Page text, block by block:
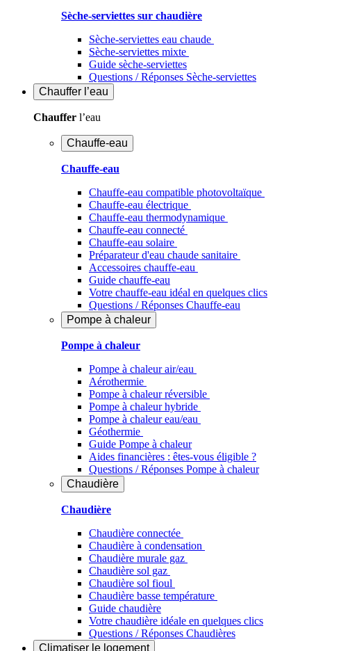
Sèche-serviettes sur chaudière
Sèche-serviettes eau chaude
Sèche-serviettes mixte
Guide sèche-serviettes
Questions / Réponses Sèche-serviettes
Chauffer l’eau
Chauffer l’eau
Chauffe-eau
Chauffe-eau
Chauffe-eau compatible photovoltaïque
Chauffe-eau électrique
Chauffe-eau thermodynamique
Chauffe-eau connecté
Chauffe-eau solaire
Préparateur d'eau chaude sanitaire
Accessoires chauffe-eau
Guide chauffe-eau
Votre chauffe-eau idéal en quelques clics
Questions / Réponses Chauffe-eau
Pompe à chaleur
Pompe à chaleur
Pompe à chaleur air/eau
Aérothermie
Pompe à chaleur réversible
Pompe à chaleur hybride
Pompe à chaleur​ eau/eau
Géothermie
Guide Pompe à chaleur
Aides financières : êtes-vous éligible ?
Questions / Réponses Pompe à chaleur
Chaudière
Chaudière
Chaudière connectée
Chaudière à condensation
Chaudière murale gaz
Chaudière sol gaz
Chaudière sol fioul
Chaudière basse température
Guide chaudière
Votre chaudière idéale en quelques clics
Questions / Réponses Chaudières
Climatiser le logement